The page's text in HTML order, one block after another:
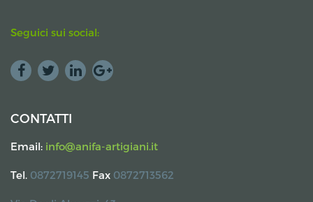
Seguici sui social:
CONTATTI
Email: info@anifa-artigiani.it
Tel. 0872719145 Fax 0872713562